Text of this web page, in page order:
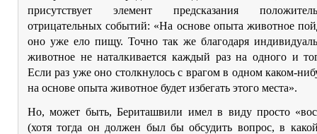
присутствует элемент предсказания
отрицательных событий: «На основе опыта животное
оно уже ело пищу. Точно так же благодаря
животное не наталкивается каждый раз на одного и
Если раз уже оно столкнулось с врагом в одном каком-
на основе опыта животное будет избегать этого места».
Но, может быть, Бериташвили имел в виду просто
(хотя тогда он должен был бы обсудить вопрос, в